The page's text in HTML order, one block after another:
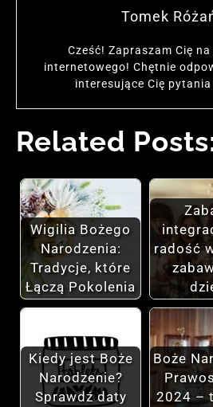
Tomek
Cześć! Zapraszam Cię
internetowego! Chętnie
interesujące Cię
Related
Wigilia Bożego
Narodzenia:
Tradycje, które
Łączą Pokolenia
radość
Kiedy jest Boże
Narodzenie?
Sprawdź daty
Boże
2024 –